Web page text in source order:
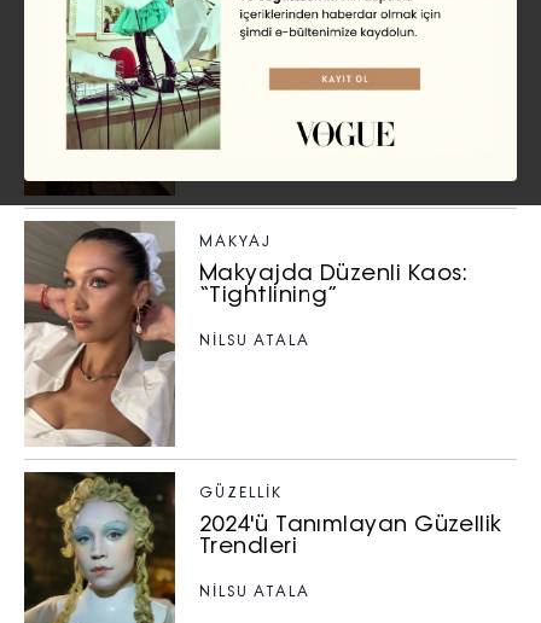
Yılbaşı Gecesi için 12 Trend
Parti Makyajı ve Püf
Noktaları
EKİN KURBETÇİ
MAKYAJ
Makyajda Düzenli Kaos:
“Tightlining”
NILSU ATALA
GÜZELLIK
2024'ü Tanımlayan Güzellik
Trendleri
NILSU ATALA